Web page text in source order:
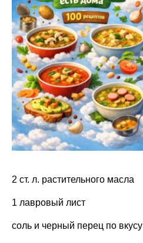
2 ст. л. растительного масла
1 лавровый лист
соль и черный перец по вкусу